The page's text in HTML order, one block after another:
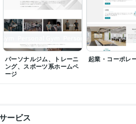
資格（GAIQ）
ワーク
ール
年 ペライチ:1年JIMDO:1年
Word:5年
パーソナルジム、トレーニ
ング、スポーツ系ホームペ
ージ
起業・コーポレ
ービス